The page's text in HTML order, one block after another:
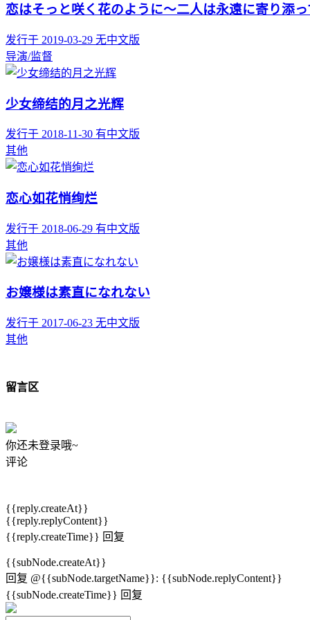
恋はそっと咲く花のように～二人は永遠に寄り添
发行于 2019-03-29 无中文版
导演/监督
少女缔结的月之光辉
发行于 2018-11-30 有中文版
其他
恋心如花悄绚烂
发行于 2018-06-29 有中文版
其他
お嬢様は素直になれない
发行于 2017-06-23 无中文版
其他
留言区
你还未登录哦~
评论
{{reply.createAt}}
{{reply.replyContent}}
{{reply.createTime}} 回复
{{subNode.createAt}}
回复 @{{subNode.targetName}}: {{subNode.replyContent}}
{{subNode.createTime}} 回复